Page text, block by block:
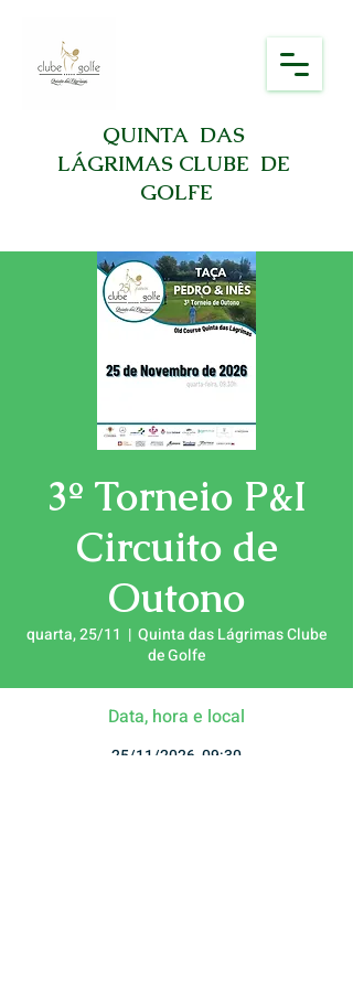
QUINTA DAS
LÁGRIMAS CLUBE DE
GOLFE
3º Torneio P&I
Circuito de
Outono
quarta, 25/11
  |
Quinta das Lágrimas Clube
de Golfe
Data, hora e local
25/11/2026, 09:30